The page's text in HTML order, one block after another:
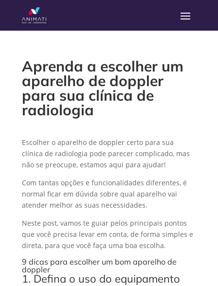
Aprenda a escolher um
aparelho de doppler
para sua clínica de
radiologia
Escolher o aparelho de doppler certo para sua
clínica de radiologia pode parecer complicado, mas
não se preocupe, estamos aqui para ajudar!
Com tantas opções e funcionalidades diferentes, é
normal ficar em dúvida sobre qual aparelho vai
atender melhor as suas necessidades.
Neste post, vamos te guiar pelos principais pontos
que você precisa levar em conta, de forma simples e
direta, para que você faça uma boa escolha.
9 dicas para escolher um bom aparelho de
doppler
1. Defina o uso do equipamento